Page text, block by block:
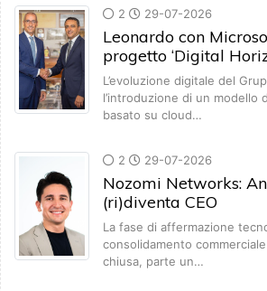
2 29-07-2026
Leonardo con
progetto ‘Digital
L’evoluzione digitale del
l’introduzione di un modello
basato su cloud…
2 29-07-2026
Nozomi Networks:
(ri)diventa CEO
La fase di affermazione
consolidamento
chiusa, parte un…